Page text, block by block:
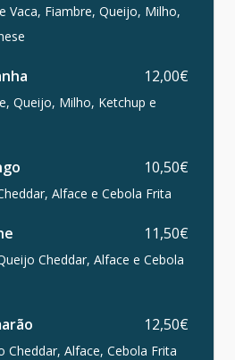
Vaca, Fiambre, Queijo, Milho,
12,00€
Queijo, Milho, Ketchup e
10,50€
Alface e Cebola Frita
11,50€
Cheddar, Alface e Cebola
12,50€
Cheddar, Alface, Cebola Frita